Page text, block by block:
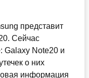
представит
Сейчас
Galaxy Note20 и
о них
информация